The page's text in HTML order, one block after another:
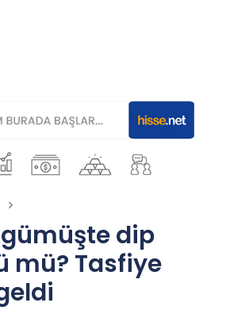
gümüşte dip
mü? Tasfiye